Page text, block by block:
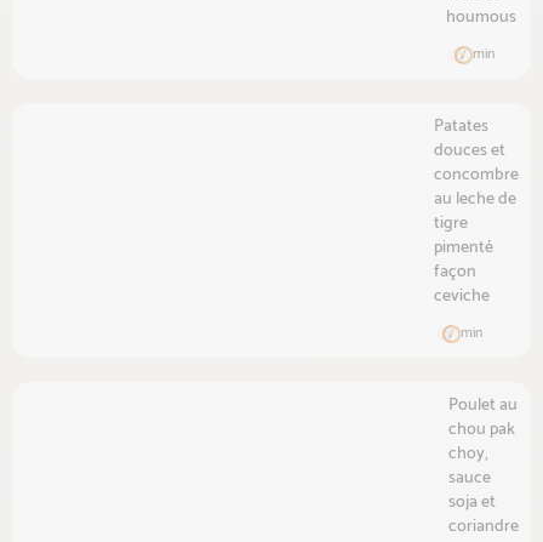
houmous
min
Patates
douces et
concombre
au leche de
tigre
pimenté
façon
ceviche
min
Poulet au
chou pak
choy,
sauce
soja et
coriandre